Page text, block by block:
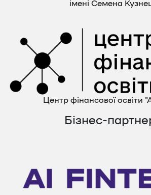
імені Семена
Центр фінансової освіти
Бізнес-